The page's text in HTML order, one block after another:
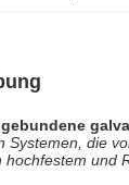
Systemen, die
und